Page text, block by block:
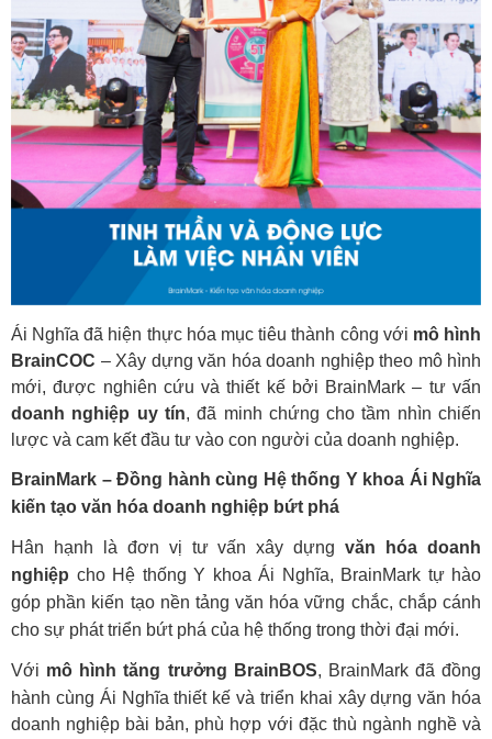
Ái Nghĩa đã hiện thực hóa mục tiêu thành công với mô hình
BrainCOC – Xây dựng văn hóa doanh nghiệp theo mô hình
mới, được nghiên cứu và thiết kế bởi BrainMark – tư vấn
doanh nghiệp uy tín, đã minh chứng cho tầm nhìn chiến
lược và cam kết đầu tư vào con người của doanh nghiệp.
BrainMark – Đồng hành cùng Hệ thống Y khoa Ái Nghĩa
kiến tạo văn hóa doanh nghiệp bứt phá
Hân hạnh là đơn vị tư vấn xây dựng văn hóa doanh
nghiệp cho Hệ thống Y khoa Ái Nghĩa, BrainMark tự hào
góp phần kiến tạo nền tảng văn hóa vững chắc, chắp cánh
cho sự phát triển bứt phá của hệ thống trong thời đại mới.
Với mô hình tăng trưởng BrainBOS, BrainMark đã đồng
hành cùng Ái Nghĩa thiết kế và triển khai xây dựng văn hóa
doanh nghiệp bài bản, phù hợp với đặc thù ngành nghề và